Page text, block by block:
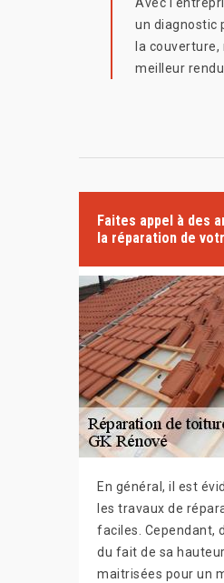
Avec
un diagnostic
la
meilleur
Faites appel à des
la réparation de
En général, il est
les travaux de
faciles. Cependant,
du fait de sa
maitrisées pour un